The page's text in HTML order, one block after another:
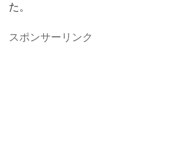
た。
スポンサーリンク